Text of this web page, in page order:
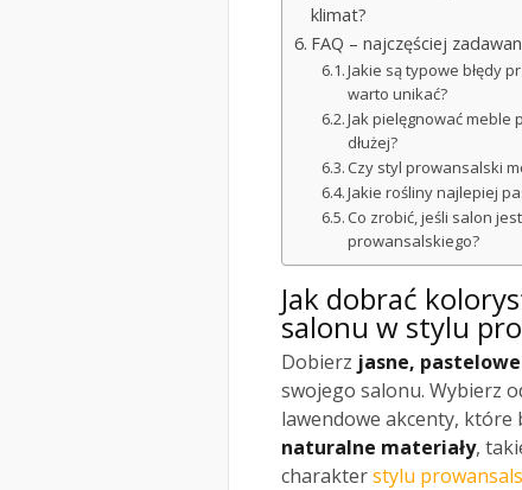
klimat?
FAQ – najczęściej
Jakie są typowe błędy
warto unikać?
Jak pielęgnować
dłużej?
Czy styl prowansalski
Jakie rośliny najlepiej
Co zrobić, jeśli salon
prowansalskiego?
Jak dobrać
salonu w stylu
Dobierz jasne,
swojego salonu. Wybierz
lawendowe akcenty, które
naturalne materiały,
charakterstylu